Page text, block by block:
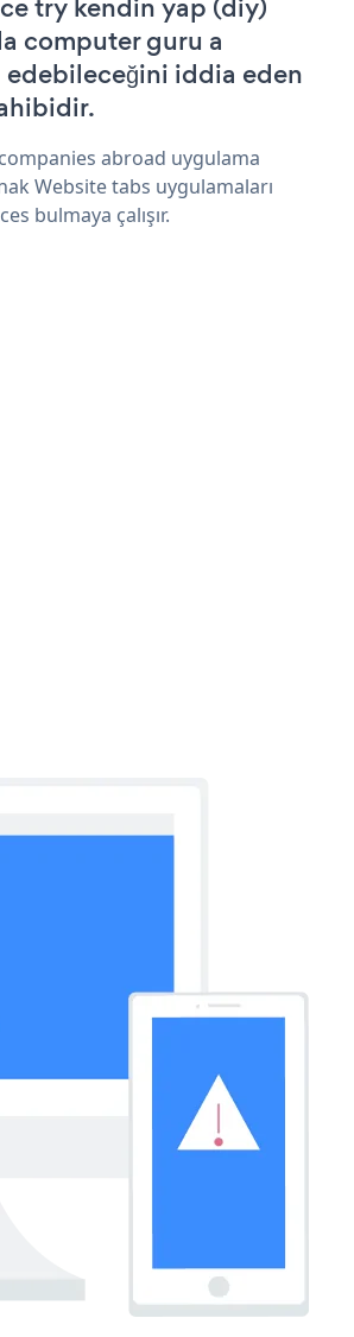
try kendin yap (diy)
computer guru a
iddia eden
abroad uygulama
Website tabs uygulamaları
bulmaya çalışır.